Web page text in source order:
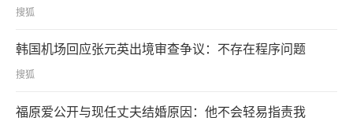
搜狐
韩国机场回应张元英出境审查争议：不存在程序问题
搜狐
福原爱公开与现任丈夫结婚原因：他不会轻易指责我